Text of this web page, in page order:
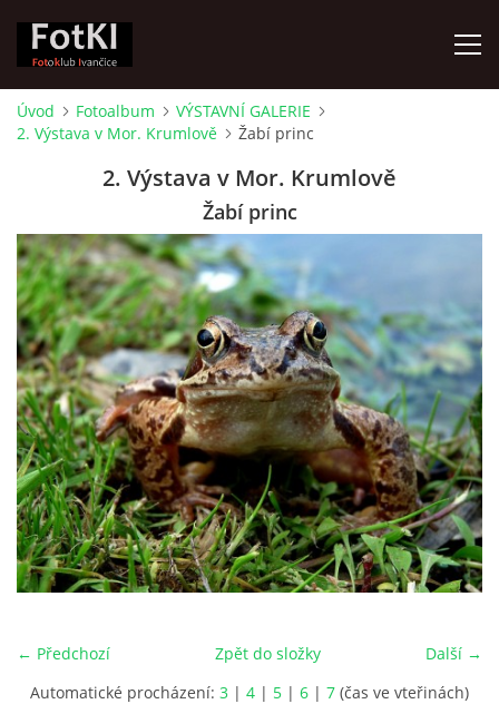
ÚVOD
KRONIKA
FOTO VYCHÁZKY
ŽIVOT FOTOKLUBU
PRO ČLENY
STANOVY
ETICKÉ HODNOTY FOTOKLUBU
Úvod Fotoalbum
VÝSTAVNÍ GALERIE
2. Výstava v Mor. Krumlově
Žabí princ
2. Výstava v Mor. Krumlově
Žabí princ
← Předchozí Další →
Zpět do složky
Automatické procházení: 3 | 4 | 5 | 6 | 7 (čas ve vteřinách)